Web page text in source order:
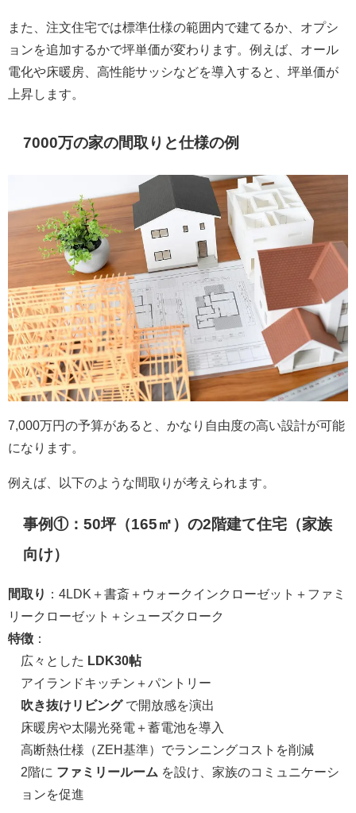
また、注文住宅では標準仕様の範囲内で建てるか、オプシ
ョンを追加するかで坪単価が変わります。例えば、オール
電化や床暖房、高性能サッシなどを導入すると、坪単価が
上昇します。
7000万の家の間取りと仕様の例
7,000万円の予算があると、かなり自由度の高い設計が可能
になります。
例えば、以下のような間取りが考えられます。
事例①：50坪（165㎡）の2階建て住宅（家族
向け）
間取り
：4LDK＋書斎＋ウォークインクローゼット＋ファミ
リークローゼット＋シューズクローク
特徴 ：
広々とした LDK30帖
アイランドキッチン＋パントリー
吹き抜けリビングで開放感を演出
床暖房や太陽光発電＋蓄電池を導入
高断熱仕様（ZEH基準）でランニングコストを削減
2階に ファミリールーム を設け、家族のコミュニケーシ
ョンを促進